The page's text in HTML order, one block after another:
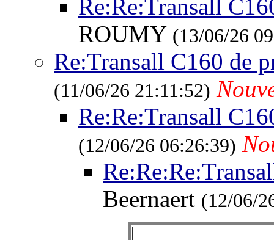
Re:Re:Transall
ROUMY (13/06/26
Re:Transall C160 de
(11/06/26 21:11:52)
Re:Re:Transall
(12/06/26 06:26:39)
Beernaert (12/06/